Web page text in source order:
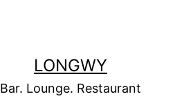
LONGWY
Bar. Lounge. Restaurant